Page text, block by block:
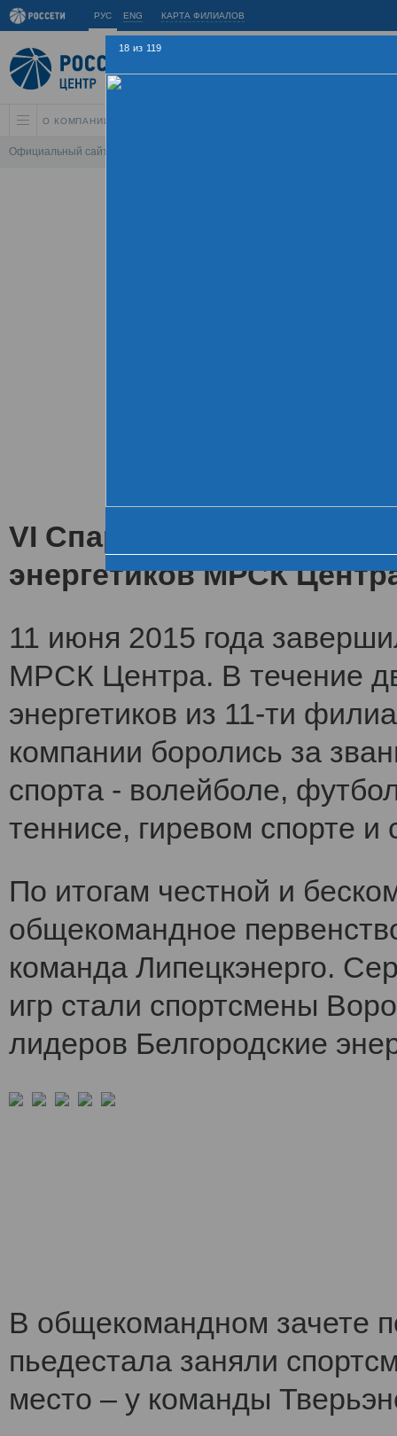
РУС ENG КАРТА ФИЛИАЛОВ
О КОМПАНИИ
Официальный сайт
VI Спартакиада
энергетиков МРСК
11 июня 2015 года
МРСК Центра. В течение
энергетиков из 11-ти
компании боролись за
спорта - волейболе,
теннисе, гиревом спорте и
По итогам честной и
общекомандное
команда Липецкэнерго.
игр стали спортсмены
лидеров Белгородские
В общекомандном зачете
пьедестала заняли
место – у команды
18 из 119